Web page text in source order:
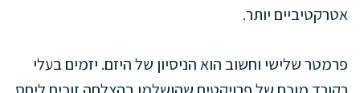
אטרקטיביים יותר.
פרמטר שלישי וחשוב הוא הניסיון של היזם. יזמים בעלי